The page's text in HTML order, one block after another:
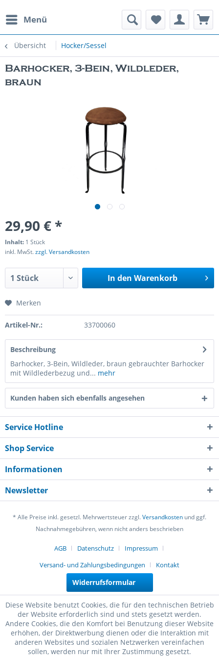
Menü
Übersicht Hocker/Sessel
Spielautomaten
Barhocker, 3-Bein, Wildleder,
braun
29,90 € *
Inhalt: 1 Stück
inkl. MwSt.zzgl. Versandkosten
In den Warenkorb
Merken
Artikel-Nr.: 33700060
Beschreibung
Barhocker, 3-Bein, Wildleder, braun gebrauchter Barhocker
mit Wildlederbezug und... mehr
Kunden haben sich ebenfalls angesehen
Service Hotline
Shop Service
Informationen
Newsletter
* Alle Preise inkl. gesetzl. Mehrwertsteuer zzgl.Versandkosten und ggf.
Nachnahmegebühren, wenn nicht anders beschrieben
AGB Datenschutz
Impressum
Versand- und Zahlungsbedingungen
Kontakt
Widerrufsformular
Diese Website benutzt Cookies, die für den technischen Betrieb
der Website erforderlich sind und stets gesetzt werden.
Andere Cookies, die den Komfort bei Benutzung dieser Website
erhöhen, der Direktwerbung dienen oder die Interaktion mit
anderen Websites und sozialen Netzwerken vereinfachen
sollen, werden nur mit Ihrer Zustimmung gesetzt.